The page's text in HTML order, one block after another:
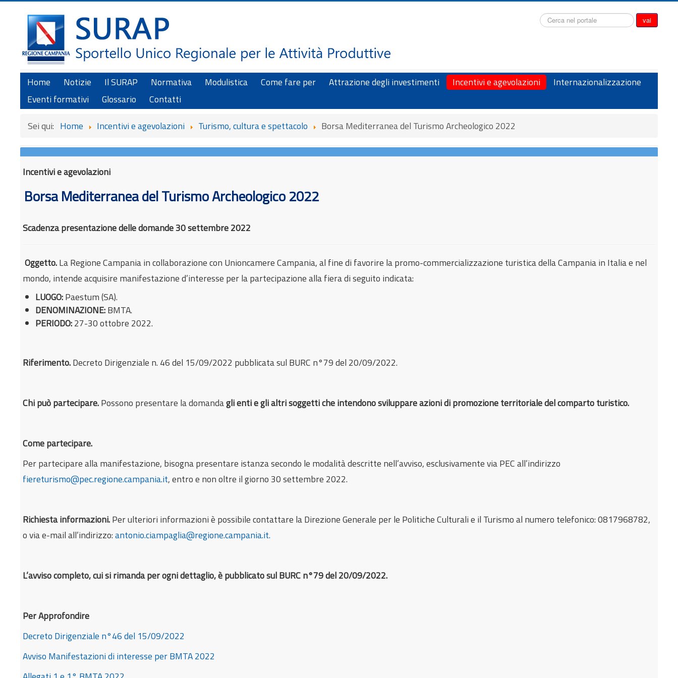
Cerca... vai
Home Notizie Il SURAP Normativa Modulistica Come fare per Attrazione degli investimenti Incentivi e agevolazioni
Internazionalizzazione
Eventi formativi
Glossario
Contatti
Sei qui: Home Incentivi e agevolazioni Turismo, cultura e spettacolo Borsa Mediterranea del Turismo Archeologico 2022
Incentivi e agevolazioni
Borsa Mediterranea del Turismo Archeologico 2022
Scadenza presentazione delle domande 30 settembre 2022
Oggetto.La Regione Campania in collaborazione con Unioncamere Campania, al fine di favorire la promo-commercializzazione turistica della Campania in Italia e nel
mondo, intende acquisire manifestazione d’interesse per la partecipazione alla fiera di seguito indicata:
LUOGO:Paestum (SA).
DENOMINAZIONE:BMTA.
PERIODO:27-30 ottobre 2022.
Riferimento.Decreto Dirigenziale n. 46 del 15/09/2022 pubblicata sul BURC n°79 del 20/09/2022.
Chi può partecipare.Possono presentare la domandagli enti e gli altri soggetti che intendono sviluppare azioni di promozione territoriale del comparto turistico.
Come partecipare.
Per partecipare alla manifestazione, bisogna presentare istanza secondo le modalità descritte nell’avviso, esclusivamente via PEC all’indirizzo
fiereturismo@pec.regione.campania.it, entro e non oltre il giorno 30 settembre 2022.
Richiesta informazioni.Per ulteriori informazioni è possibile contattare la Direzione Generale per le Politiche Culturali e il Turismo al numero telefonico: 0817968782,
o via e-mail all’indirizzo:antonio.ciampaglia@regione.campania.it.
L’avviso completo, cui si rimanda per ogni dettaglio, è pubblicato sul BURC n°79 del 20/09/2022.
Per Approfondire
Decreto Dirigenziale n°46 del 15/09/2022
Avviso Manifestazioni di interesse per BMTA 2022